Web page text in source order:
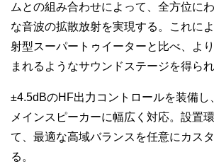
ムとの組み合わせによって、全方位に
な音波の拡散放射を実現する。これに
射型スーパートゥイーターと比べ、よ
まれるようなサウンドステージを得ら
±4.5dBのHF出力コントロールを装備し
メインスピーカーに幅広く対応。設置
て、最適な高域バランスを任意にカス
る。